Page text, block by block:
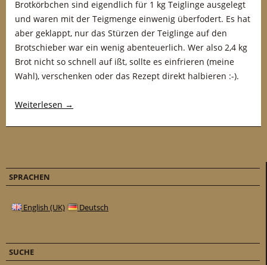
Brotkörbchen sind eigendlich für 1 kg Teiglinge ausgelegt
und waren mit der Teigmenge einwenig überfodert. Es hat
aber geklappt, nur das Stürzen der Teiglinge auf den
Brotschieber war ein wenig abenteuerlich. Wer also 2,4 kg
Brot nicht so schnell auf ißt, sollte es einfrieren (meine
Wahl), verschenken oder das Rezept direkt halbieren :-).
Weiterlesen →
SPRACHEN
English (UK) Deutsch
SUCHE